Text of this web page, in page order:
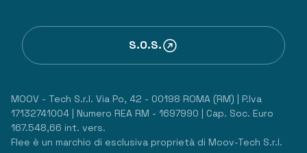
S.O.S.
MOOV - Tech S.r.l. Via Po, 42 - 00198 ROMA (RM) | P.Iva
17132741004 | Numero REA RM - 1697990 | Cap. Soc. Euro
167.548,66 int. vers.
Flee è un marchio di esclusiva proprietà di Moov-Tech S.r.l.